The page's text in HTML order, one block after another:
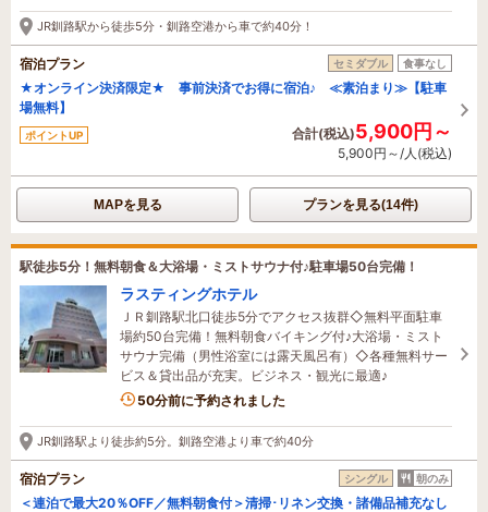
34分前に予約されました
JR釧路駅から徒歩5分・釧路空港から車で約40分！
宿泊プラン セミダブル 食事なし
★オンライン決済限定★ 事前決済でお得に宿泊♪ ≪素泊まり≫【駐車
場無料】
ポイントUP 合計(税込)5,900円～
5,900円～/人(税込)
MAPを見る プランを見る(14件)
駅徒歩5分！無料朝食＆大浴場・ミストサウナ付♪駐車場50台完備！
ラスティングホテル
ＪＲ釧路駅北口徒歩5分でアクセス抜群◇無料平面駐車
場約50台完備！無料朝食バイキング付♪大浴場・ミスト
サウナ完備（男性浴室には露天風呂有）◇各種無料サー
ビス＆貸出品が充実。ビジネス・観光に最適♪
2名がこの宿を見ています
50分前に予約されました
JR釧路駅より徒歩約5分。釧路空港より車で約40分
宿泊プラン シングル 朝のみ
＜連泊で最大20％OFF／無料朝食付＞清掃･リネン交換・諸備品補充なし